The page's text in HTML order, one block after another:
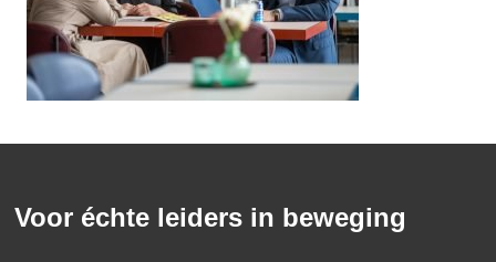
Voor échte leiders in beweging